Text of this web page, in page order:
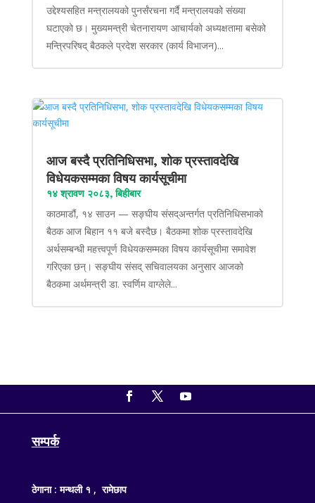
उद्देश्यसहित मन्त्रालयको पुनर्संरचना गर्दै मन्त्रालयको संख्या
घटाएको छ। मुख्यमन्त्री चेतनारायण आचार्यको अध्यक्षतामा बसेको
मन्त्रिपरिषद् बैठकले प्रदेश सरकार (कार्य विभाजन)...
आज बस्दै प्रतिनिधिसभा, शोक प्रस्तावदेखि
विधेयकसम्मका विषय कार्यसूचीमा
१४ श्रावण २०८३, बिहीबार
काठमाडौं, १४ साउन — सङ्घीय संसद्अन्तर्गत प्रतिनिधिसभाको
बैठक आज बिहान ११ बजे बस्दैछ। बैठकमा शोक प्रस्तावदेखि
अर्थसम्बन्धी महत्त्वपूर्ण विधेयकसम्मका विषय कार्यसूचीमा समावेश
गरिएका छन्। सङ्घीय संसद् सचिवालयका अनुसार आजको
बैठकमा अर्थमन्त्री डा. स्वर्णिम वाग्लेले...
सम्पर्क
ठेगाना : मन्थली १ , रामेछाप